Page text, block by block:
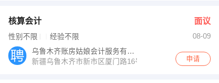
核算会计 面议
性别不限 经验不限
08-09
乌鲁木齐账房姑娘会计服务有限公司
新疆乌鲁木齐市新市区厦门路16号（凤凰城后门）八戒
申请